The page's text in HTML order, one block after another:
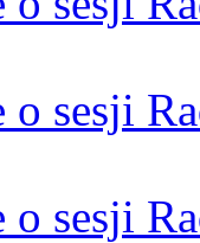
o sesji
o sesji